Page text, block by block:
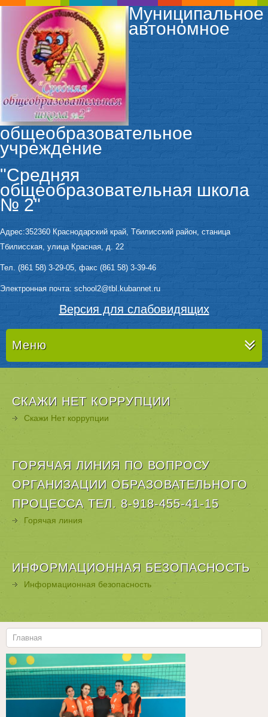
Муниципальное
автономное
общеобразовательное
учреждение
"Средняя
общеобразовательная школа
№ 2"
Адрес:352360 Краснодарский край, Тбилисский район, станица
Тбилисская, улица Красная, д. 22
Тел. (861 58) 3-29-05, факс (861 58) 3-39-46
Электронная почта: sсhool2@tbl.kubannet.ru
Версия для слабовидящих
Меню
СКАЖИ НЕТ КОРРУПЦИИ
Скажи Нет коррупции
ГОРЯЧАЯ ЛИНИЯ ПО ВОПРОСУ
ОРГАНИЗАЦИИ ОБРАЗОВАТЕЛЬНОГО
ПРОЦЕССА ТЕЛ. 8-918-455-41-15
Горячая линия
ИНФОРМАЦИОННАЯ БЕЗОПАСНОСТЬ
Информационная безопасность
Главная